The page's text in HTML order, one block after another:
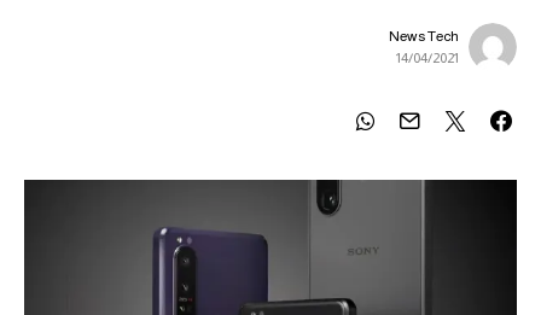
News Tech
14/04/2021